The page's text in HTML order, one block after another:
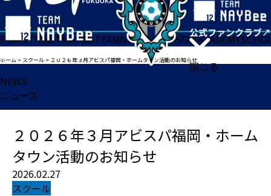
閉じる
HOMETICKETMATCHTEAMNEWSGOODSFANACADEMY
ホーム > スクール > ２０２６年３月アビスパ福岡・ホームタウン活動のお知らせ
NEWS
ニュース
２０２６年３月アビスパ福岡・ホーム
タウン活動のお知らせ
2026.02.27
スクール